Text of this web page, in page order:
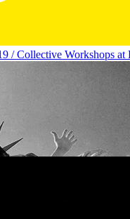
/ Collective Workshops